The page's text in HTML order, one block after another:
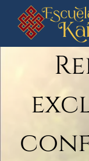
Saltar
contenido